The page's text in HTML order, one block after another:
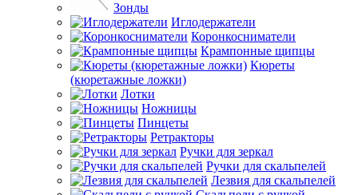
Зонды
Иглодержатели
Коронкосниматели
Крампонные щипцы
Кюреты
(кюретажные ложки)
Лотки
Ножницы
Пинцеты
Ретракторы
Ручки для зеркал
Ручки для скальпелей
Лезвия для скальпелей